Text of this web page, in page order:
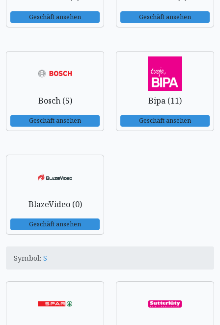
Geschäft ansehen Geschäft ansehen
Bosch (5)
Geschäft ansehen
Bipa (11)
Geschäft ansehen
BlazeVideo (0)
Geschäft ansehen
Symbol: S